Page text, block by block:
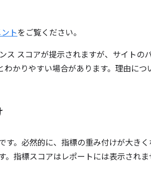
トをご覧ください。
ス スコアが提示されますが、サイトの
かりやすい場合があります。理由につ
す。必然的に、指標の重み付けが大き
。指標スコアはレポートには表示され